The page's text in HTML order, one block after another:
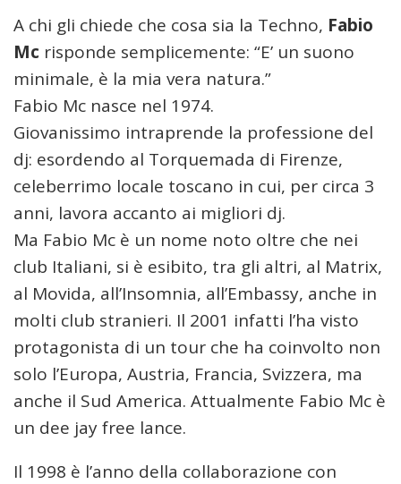
A chi gli chiede che cosa sia la Techno, Fabio
Mc risponde semplicemente: “E’ un suono
minimale, è la mia vera natura.”
Fabio Mc nasce nel 1974.
Giovanissimo intraprende la professione del
dj: esordendo al Torquemada di Firenze,
celeberrimo locale toscano in cui, per circa 3
anni, lavora accanto ai migliori dj.
Ma Fabio Mc è un nome noto oltre che nei
club Italiani, si è esibito, tra gli altri, al Matrix,
al Movida, all’Insomnia, all’Embassy, anche in
molti club stranieri. Il 2001 infatti l’ha visto
protagonista di un tour che ha coinvolto non
solo l’Europa, Austria, Francia, Svizzera, ma
anche il Sud America. Attualmente Fabio Mc è
un dee jay free lance.
Il 1998 è l’anno della collaborazione con